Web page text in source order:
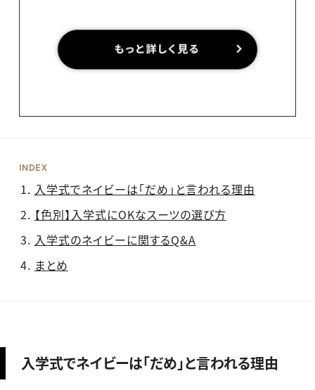
INDEX
入学式でネイビーは「だめ」と言われる理由
【色別】入学式にOKなスーツの選び方
入学式のネイビーに関するQ&A
まとめ
入学式でネイビーは「だめ」と言われる理由